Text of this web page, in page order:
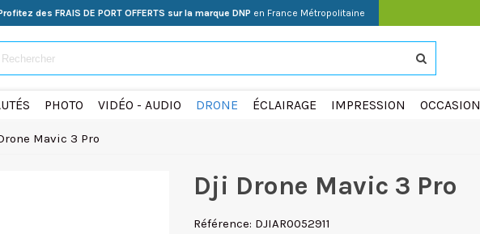
des FRAIS DE PORT OFFERTS sur la marque DNP en France Métropolitaine
PHOTO VIDÉO - AUDIO DRONE ÉCLAIRAGE IMPRESSION OCCASION
Mavic 3 Pro
Dji Drone Mavic 3 Pro
Référence: DJIAR0052911